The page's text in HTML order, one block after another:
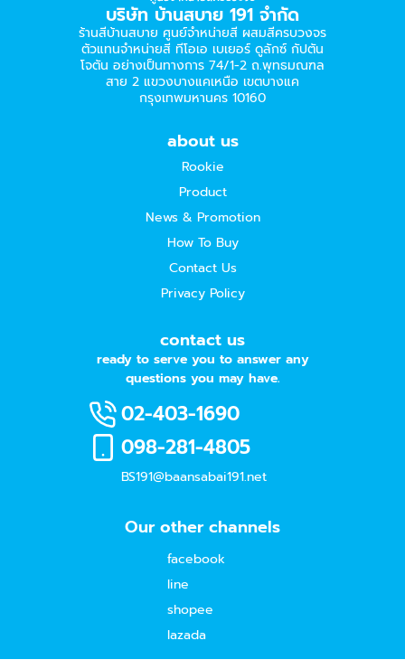
บริษัท บ้านสบาย 191 จำกัด
ร้านสีบ้านสบาย ศูนย์จำหน่ายสี ผสมสีครบวงจร
ตัวแทนจำหน่ายสี ทีโอเอ เบเยอร์​ ดูลักซ์ กัปตัน
โจตัน อย่างเป็นทางการ 74/1-2 ถ.พุทธมณฑล
สาย 2 แขวงบางแคเหนือ เขตบางแค
กรุงเทพมหานคร 10160
about us
Rookie
Product
News & Promotion
How To Buy
Contact Us
Privacy Policy
contact us
ready to serve you to answer any
questions you may have.
02-403-1690
098-281-4805
BS191@baansabai191.net
Our other channels
facebook
line
shopee
lazada